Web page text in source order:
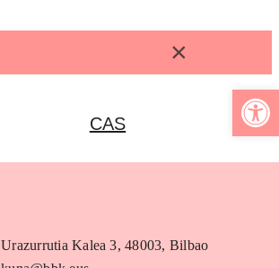
Abrir
×
CAS
Urazurrutia Kalea 3, 48003, Bilbao